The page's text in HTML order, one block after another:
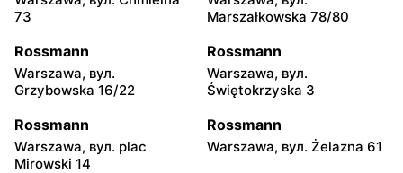
73
Marszałkowska 78/80
Rossmann
Warszawa, вул.
Grzybowska 16/22
Rossmann
Warszawa, вул.
Świętokrzyska 3
Rossmann
Warszawa, вул. plac
Mirowski 14
Rossmann
Warszawa, вул. Żelazna 61